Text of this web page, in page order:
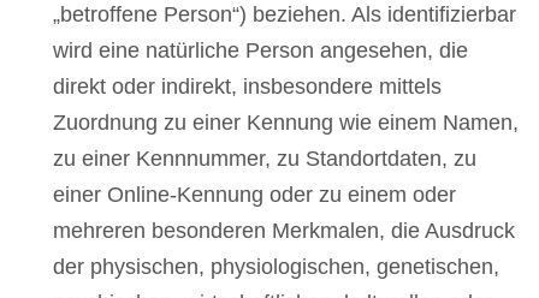
„betroffene Person“) beziehen. Als identifizierbar
wird eine natürliche Person angesehen, die
direkt oder indirekt, insbesondere mittels
Zuordnung zu einer Kennung wie einem Namen,
zu einer Kennnummer, zu Standortdaten, zu
einer Online-Kennung oder zu einem oder
mehreren besonderen Merkmalen, die Ausdruck
der physischen, physiologischen, genetischen,